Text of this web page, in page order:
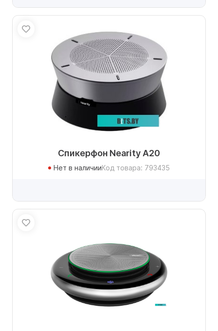
Спикерфон Nearity A20
Нет в наличииКод товара: 793435